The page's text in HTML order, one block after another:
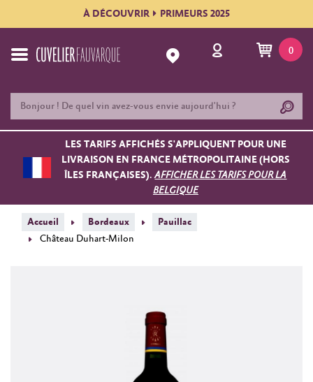
À DÉCOUVRIR PRIMEURS 2025
0
LES TARIFS AFFICHÉS S'APPLIQUENT POUR UNE
LIVRAISON EN FRANCE MÉTROPOLITAINE (HORS
ÎLES FRANÇAISES).AFFICHER LES TARIFS POUR LA
BELGIQUE
Accueil Bordeaux
Pauillac
Château Duhart-Milon